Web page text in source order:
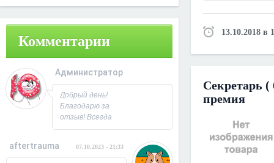
Комментарии
Администратор
08.10.2023 - 09:31
Добрый день!
Благодарю за
отзыв! Всегда
рад
С Уважением,
aftertrauma 07.10.2023 - 21:33
13.10.2018 в
Секретарь (
премия